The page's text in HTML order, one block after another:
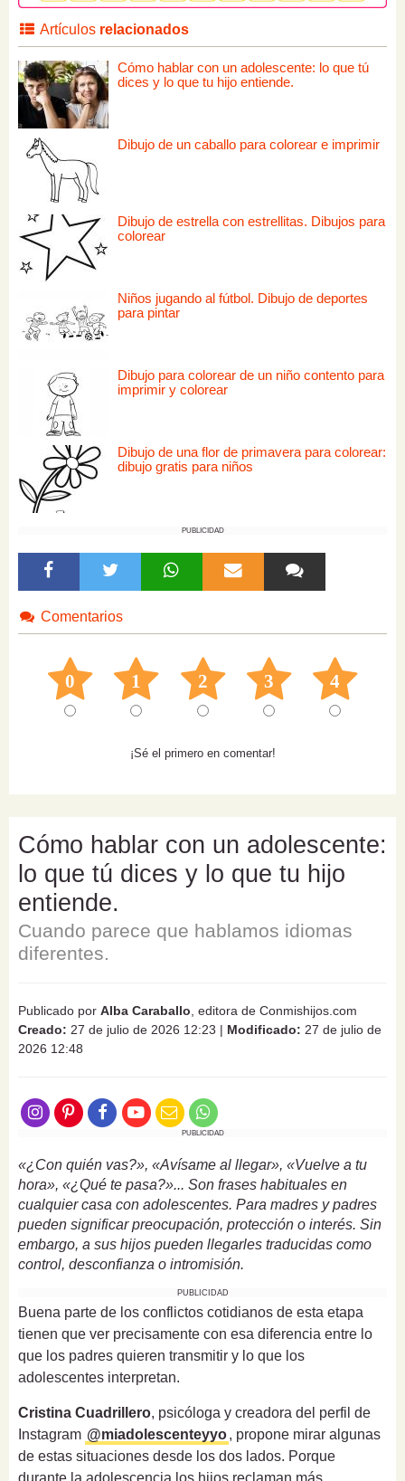
Artículos relacionados
Cómo hablar con un adolescente: lo que tú
dices y lo que tu hijo entiende.
Dibujo de un caballo para colorear e imprimir
Dibujo de estrella con estrellitas. Dibujos para
colorear
Niños jugando al fútbol. Dibujo de deportes
para pintar
Dibujo para colorear de un niño contento para
imprimir y colorear
Dibujo de una flor de primavera para colorear:
dibujo gratis para niños
PUBLICIDAD
Comentarios
0 1 2 3 4
¡Sé el primero en comentar!
Cómo hablar con un adolescente:
lo que tú dices y lo que tu hijo
entiende.
Cuando parece que hablamos idiomas
diferentes.
Publicado por Alba Caraballo , editora de Conmishijos.com
Creado: 27 de julio de 2026 12:23 | Modificado: 27 de julio de
2026 12:48
PUBLICIDAD
«¿Con quién vas?», «Avísame al llegar», «Vuelve a tu
hora», «¿Qué te pasa?»... Son frases habituales en
cualquier casa con adolescentes. Para madres y padres
pueden significar preocupación, protección o interés. Sin
embargo, a sus hijos pueden llegarles traducidas como
control, desconfianza o intromisión.
PUBLICIDAD
Buena parte de los conflictos cotidianos de esta etapa
tienen que ver precisamente con esa diferencia entre lo
que los padres quieren transmitir y lo que los
adolescentes interpretan.
Cristina Cuadrillero, psicóloga y creadora del perfil de
Instagram @miadolescenteyyo, propone mirar algunas
de estas situaciones desde los dos lados. Porque
durante la adolescencia los hijos reclaman más